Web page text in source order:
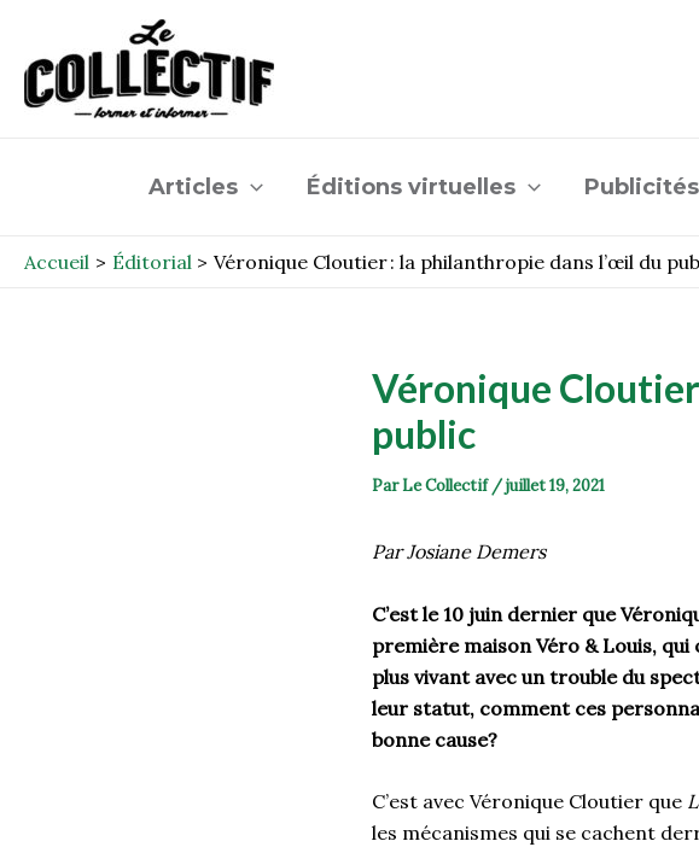
contenu
Articles Éditions virtuelles
Accueil Éditorial Véronique Cloutier : la philanthropie dans l’œil du
Véronique
public
ParLe Collectif /juillet 19, 2021
Par Josiane Demers
C’est le 10 juin dernier que
première maison Véro & Louis,
plus vivant avec un trouble du
leur statut, comment ces
bonne cause?
C’est avec Véronique Cloutier que
les mécanismes qui se cachent